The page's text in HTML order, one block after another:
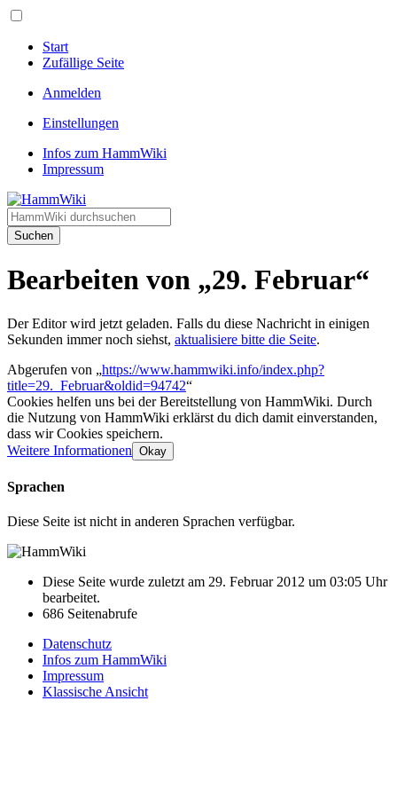
Start
Zufällige Seite
Anmelden
Einstellungen
Infos zum HammWiki
Impressum
Suchen
Bearbeiten von „29. Februar“
Der Editor wird jetzt geladen. Falls du diese Nachricht in einigen
Sekunden immer noch siehst, aktualisiere bitte die Seite.
Abgerufen von „https://www.hammwiki.info/index.php?
title=29._Februar&oldid=94742“
Cookies helfen uns bei der Bereitstellung von HammWiki. Durch
die Nutzung von HammWiki erklärst du dich damit einverstanden,
dass wir Cookies speichern.
Weitere Informationen Okay
Sprachen
Diese Seite ist nicht in anderen Sprachen verfügbar.
Diese Seite wurde zuletzt am 29. Februar 2012 um 03:05 Uhr
bearbeitet.
686 Seitenabrufe
Datenschutz
Infos zum HammWiki
Impressum
Klassische Ansicht